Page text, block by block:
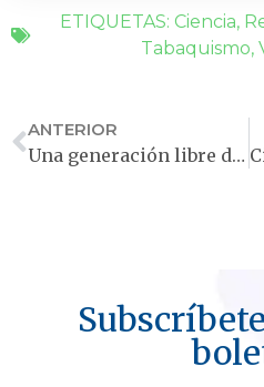
ETIQUETAS: Ciencia,
Tabaquismo,
ANTERIOR
Una generación libre de tabaco podría salvar 1,2 millones de vidas